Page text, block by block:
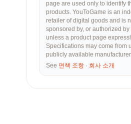
page are used only to identify
products. YouToGame is an
retailer of digital goods and is
sponsored by, or authorized
unless a product page
Specifications may come from
publicly available manufacturer
See 면책 조항 · 회사 소개